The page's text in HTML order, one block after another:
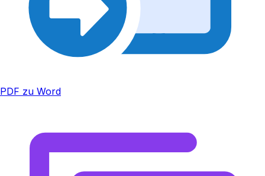
PDF zu Word